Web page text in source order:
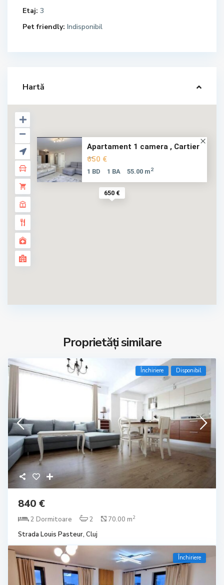
Etaj: 3
Pet friendly: Indisponibil
Hartă
650 €
Apartament 1 camera , Cartier
...
650 €
1 BD 1 BA 55.00 m2
Proprietăți similare
Închiriere Disponibil
840 €
2 Dormitoare 2 70.00 m2
Strada Louis Pasteur, Cluj
Închiriere